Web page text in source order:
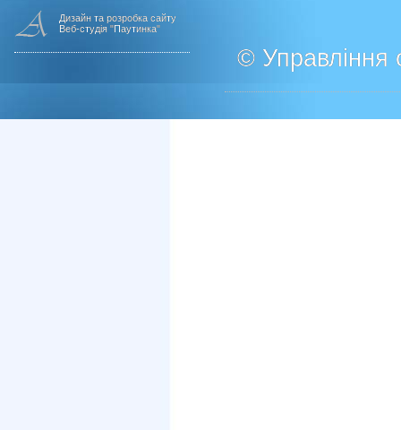
Дизайн та розробка сайту
Веб-студія "Паутинка"
© Управління